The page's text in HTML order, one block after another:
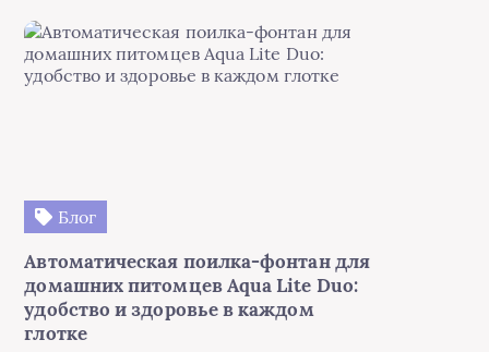
Блог
Автоматическая поилка-фонтан для
домашних питомцев Aqua Lite Duo:
удобство и здоровье в каждом
глотке